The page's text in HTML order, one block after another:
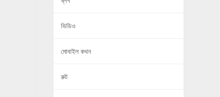
ভিডিও
মোবাইল কথন
রুট